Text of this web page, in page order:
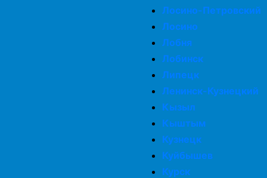
Лосино-Петровский
Лосино
Лобня
Лобинск
Липецк
Ленинск-Кузнецкий
Кызыл
Кыштым
Кузнецк
Куйбышев
Курск